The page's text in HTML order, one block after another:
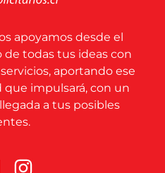
apoyamos desde el
de todas tus ideas con
aportando ese
impulsará, con un
a tus posibles